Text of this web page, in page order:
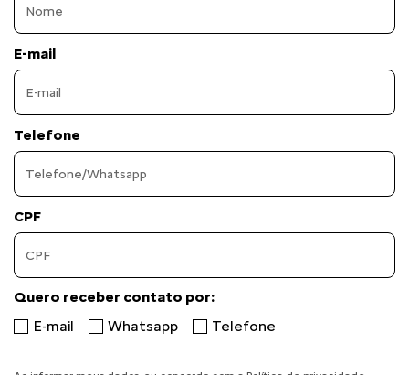
E-mail
Telefone
CPF
Quero receber contato por:
E-mail
Whatsapp Telefone